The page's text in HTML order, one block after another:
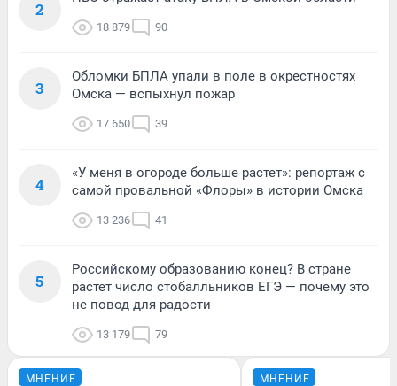
2
18 879 90
3
Обломки БПЛА упали в поле в окрестностях
Омска — вспыхнул пожар
17 650 39
4
«У меня в огороде больше растет»: репортаж с
самой провальной «Флоры» в истории Омска
13 236 41
5
Российскому образованию конец? В стране
растет число стобалльников ЕГЭ — почему это
не повод для радости
13 179 79
МНЕНИЕ МНЕНИЕ